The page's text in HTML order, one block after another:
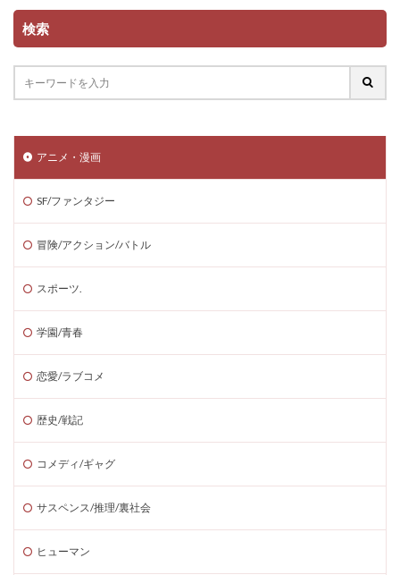
検索
アニメ・漫画
SF/ファンタジー
冒険/アクション/バトル
スポーツ.
学園/青春
恋愛/ラブコメ
歴史/戦記
コメディ/ギャグ
サスペンス/推理/裏社会
ヒューマン